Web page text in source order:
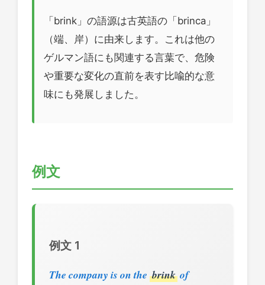
「brink」の語源は古英語の「brinca」
（端、岸）に由来します。これは他の
ゲルマン語にも関連する言葉で、危険
や重要な変化の直前を表す比喩的な意
味にも発展しました。
例文
例文 1
The company is on the brink of